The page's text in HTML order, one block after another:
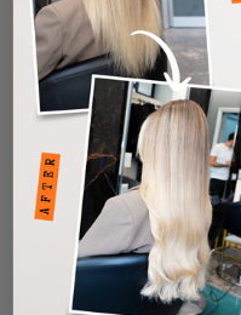
TESSITURA ONDULATA